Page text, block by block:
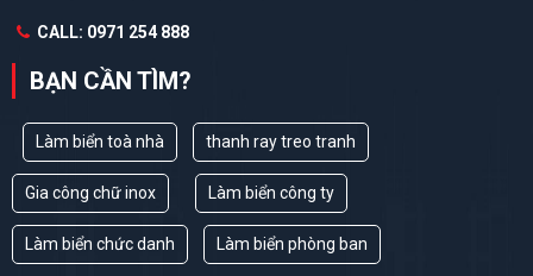
CALL: 0971 254 888
BẠN CẦN TÌM?
Làm biển toà nhà thanh ray treo tranh
Gia công chữ inox Làm biển công ty
Làm biển chức danh Làm biển phòng ban